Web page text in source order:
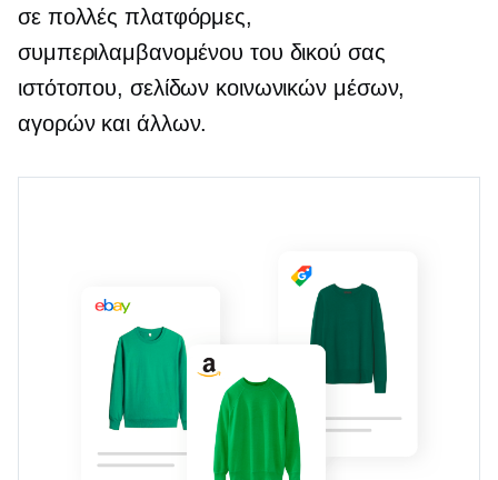
σε πολλές πλατφόρμες,
συμπεριλαμβανομένου του δικού σας
ιστότοπου, σελίδων κοινωνικών μέσων,
αγορών και άλλων.